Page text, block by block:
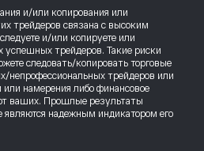
и/или копирования или
трейдеров связана с высоким
и/или копируете или
успешных трейдеров. Такие риски
следовать/копировать торговые
трейдеров или
намерения либо финансовое
ваших. Прошлые результаты
являются надежным индикатором его